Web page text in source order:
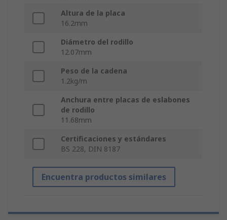
Altura de la placa
16.2mm
Diámetro del rodillo
12.07mm
Peso de la cadena
1.2kg/m
Anchura entre placas de eslabones
de rodillo
11.68mm
Certificaciones y estándares
BS 228, DIN 8187
Encuentra productos similares